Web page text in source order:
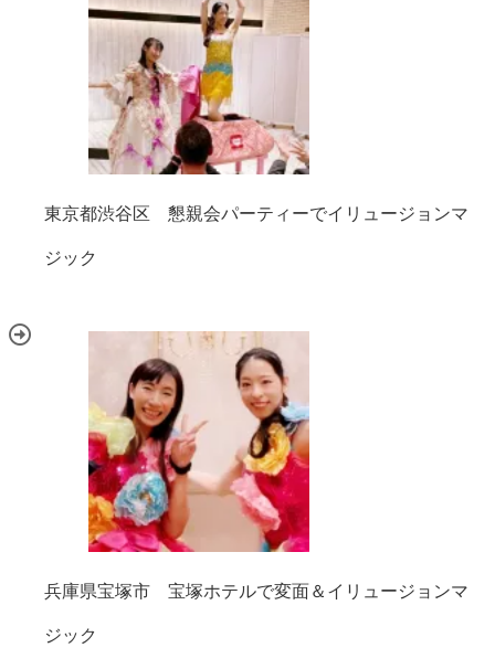
東京都渋谷区 懇親会パーティーでイリュージョンマ
ジック
兵庫県宝塚市 宝塚ホテルで変面＆イリュージョンマ
ジック